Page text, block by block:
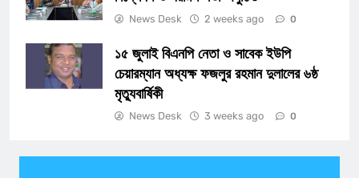
News Desk 2 weeks ago 0
১৫ জুলাই বিএনপি নেতা ও সাবেক ইউপি
চেয়ারম্যান অধ্যক্ষ ফজলুর রহমান দুলালের ৬ষ্ঠ
মৃত্যুবার্ষিকী
News Desk 3 weeks ago 0